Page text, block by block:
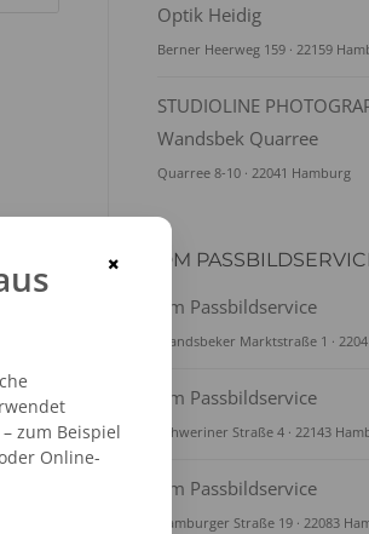
Optik Heidig
Berner Heerweg 159 · 22159
STUDIOLINE
Wandsbek Quarree
Quarree 8-10 · 22041 Hamburg
DM
dm Passbildservice
Wandsbeker Marktstraße 1 ·
dm Passbildservice
Schweriner Straße 4 · 22143
dm Passbildservice
Hamburger Straße 19 · 22083
×
zum Beispiel
Online-